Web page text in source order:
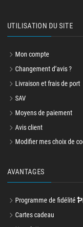
UTILISATION DU SITE
Mon compte
Changement d’avis ?
Livraison et frais de port
SAV
Moyens de paiement
Avis client
Modifier mes choix de
AVANTAGES
Programme de fidélité
Cartes cadeau